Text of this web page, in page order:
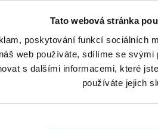
Tato webová stránka
poskytování funkcí sociálních
web používáte, sdílíme se
s dalšími informacemi, které
používáte jejich
bude zásadní i při jeho
se portálem a
co byste do budoucna
informace, které nám
,“ vzkazuje Alice.